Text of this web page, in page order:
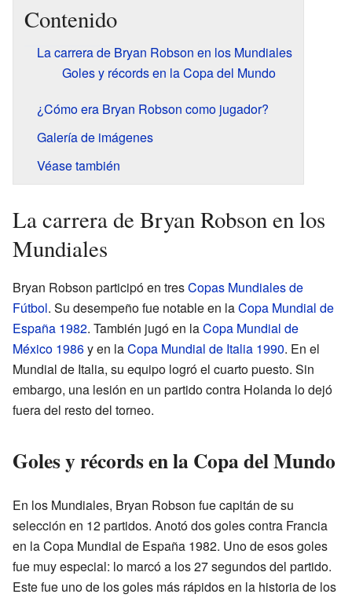
Contenido
La carrera de Bryan Robson en los Mundiales
Goles y récords en la Copa del Mundo
¿Cómo era Bryan Robson como jugador?
Galería de imágenes
Véase también
La carrera de Bryan Robson en los
Mundiales
Bryan Robson participó en tresCopas Mundiales de
Fútbol. Su desempeño fue notable en laCopa Mundial de
España 1982. También jugó en laCopa Mundial de
México 1986y en laCopa Mundial de Italia 1990. En el
Mundial de Italia, su equipo logró el cuarto puesto. Sin
embargo, una lesión en un partido contra Holanda lo dejó
fuera del resto del torneo.
Goles y récords en la Copa del Mundo
En los Mundiales, Bryan Robson fue capitán de su
selección en 12 partidos. Anotó dos goles contra Francia
en la Copa Mundial de España 1982. Uno de esos goles
fue muy especial: lo marcó a los 27 segundos del partido.
Este fue uno de los goles más rápidos en la historia de los